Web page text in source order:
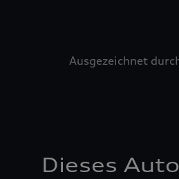
Ausgezeichnet
Dieses